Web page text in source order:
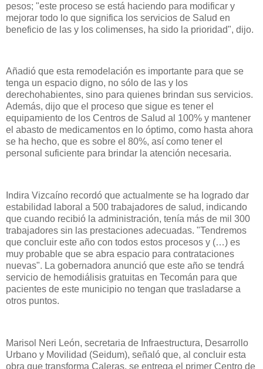
pesos; "este proceso se está haciendo para modificar y
mejorar todo lo que significa los servicios de Salud en
beneficio de las y los colimenses, ha sido la prioridad", dijo.
Añadió que esta remodelación es importante para que se
tenga un espacio digno, no sólo de las y los
derechohabientes, sino para quienes brindan sus servicios.
Además, dijo que el proceso que sigue es tener el
equipamiento de los Centros de Salud al 100% y mantener
el abasto de medicamentos en lo óptimo, como hasta ahora
se ha hecho, que es sobre el 80%, así como tener el
personal suficiente para brindar la atención necesaria.
Indira Vizcaíno recordó que actualmente se ha logrado dar
estabilidad laboral a 500 trabajadores de salud, indicando
que cuando recibió la administración, tenía más de mil 300
trabajadores sin las prestaciones adecuadas. "Tendremos
que concluir este año con todos estos procesos y (…) es
muy probable que se abra espacio para contrataciones
nuevas". La gobernadora anunció que este año se tendrá
servicio de hemodiálisis gratuitas en Tecomán para que
pacientes de este municipio no tengan que trasladarse a
otros puntos.
Marisol Neri León, secretaria de Infraestructura, Desarrollo
Urbano y Movilidad (Seidum), señaló que, al concluir esta
obra que transforma Caleras, se entrega el primer Centro de